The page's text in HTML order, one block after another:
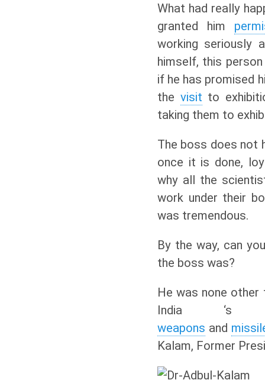
What had really
granted him
working seriously
himself, this
if he has promised
the visit to
taking them to
The boss does not
once it is done,
why all the
work under their
was tremendous.
By the way, can
the boss was?
He was none other
India ‘s
weapons and
Kalam, Former